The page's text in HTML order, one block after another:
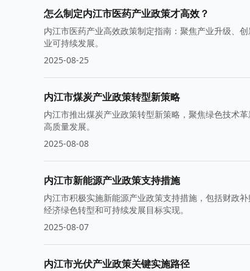
怎么制定内江市医药产业政策才高效？
内江市医药产业高效政策制定指南：聚焦产业升级、
业可持续发展。
2025-08-25
内江市煤炭产业政策转型新策略
内江市推出煤炭产业政策转型新策略，聚焦绿色技术
高质量发展。
2025-08-08
内江市新能源产业政策支持措施
内江市积极实施新能源产业政策支持措施，包括财政
经济绿色转型和可持续发展目标实现。
2025-08-07
内江市光伏产业政策关键实施路径